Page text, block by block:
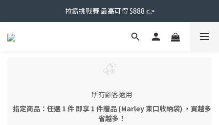
拉霸挑戰賽 最高可得 $888 👉
所有顧客適用
指定商品：任選 1 件 即享 1 件贈品 (Marley 束口收納袋) ，買越多
省越多！